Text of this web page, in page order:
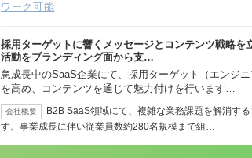
ワーク可能
採用ターゲットに響くメッセージとコンテンツ戦略を
活動をブランディング面から支…
急成長中のSaaS企業にて、採用ターゲット（エンジ
を高め、コンテンツを通じて魅力付けを行います…
会社概要
B2B SaaS領域にて、複雑な業務課題を解消す
す。事業成長に伴い従業員数約280名規模まで組…